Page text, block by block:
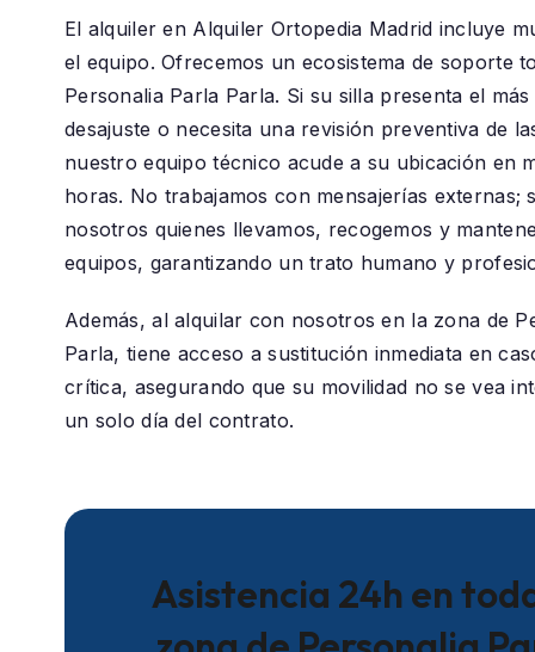
El alquiler en Alquiler Ortopedia Madrid incluye
el equipo. Ofrecemos un ecosistema de soporte
Personalia Parla Parla. Si su silla presenta el
desajuste o necesita una revisión preventiva de
nuestro equipo técnico acude a su ubicación en
horas. No trabajamos con mensajerías externas;
nosotros quienes llevamos, recogemos y
equipos, garantizando un trato humano y
Además, al alquilar con nosotros en la zona de
Parla, tiene acceso a sustitución inmediata en
crítica, asegurando que su movilidad no se vea
un solo día del contrato.
Asistencia 24h en